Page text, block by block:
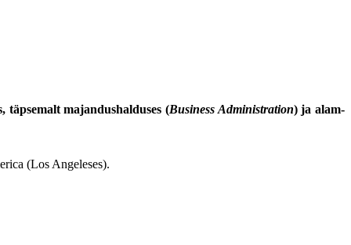
täpsemalt majandushalduses (Business Administration) ja alam-
(Los Angeleses).